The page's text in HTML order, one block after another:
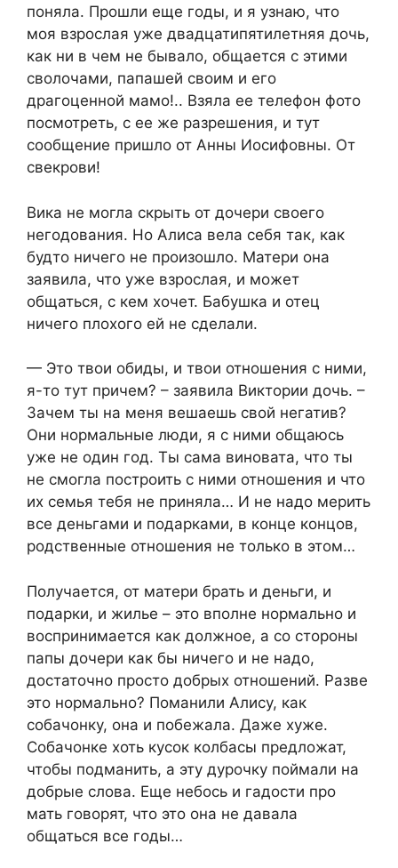
поняла. Прошли еще годы, и я узнаю, что
моя взрослая уже двадцатипятилетняя дочь,
как ни в чем не бывало, общается с этими
сволочами, папашей своим и его
драгоценной мамо!.. Взяла ее телефон фото
посмотреть, с ее же разрешения, и тут
сообщение пришло от Анны Иосифовны. От
свекрови!
Вика не могла скрыть от дочери своего
негодования. Но Алиса вела себя так, как
будто ничего не произошло. Матери она
заявила, что уже взрослая, и может
общаться, с кем хочет. Бабушка и отец
ничего плохого ей не сделали.
— Это твои обиды, и твои отношения с ними,
я-то тут причем? – заявила Виктории дочь. –
Зачем ты на меня вешаешь свой негатив?
Они нормальные люди, я с ними общаюсь
уже не один год. Ты сама виновата, что ты
не смогла построить с ними отношения и что
их семья тебя не приняла… И не надо мерить
все деньгами и подарками, в конце концов,
родственные отношения не только в этом…
Получается, от матери брать и деньги, и
подарки, и жилье – это вполне нормально и
воспринимается как должное, а со стороны
папы дочери как бы ничего и не надо,
достаточно просто добрых отношений. Разве
это нормально? Поманили Алису, как
собачонку, она и побежала. Даже хуже.
Собачонке хоть кусок колбасы предложат,
чтобы подманить, а эту дурочку поймали на
добрые слова. Еще небось и гадости про
мать говорят, что это она не давала
общаться все годы…